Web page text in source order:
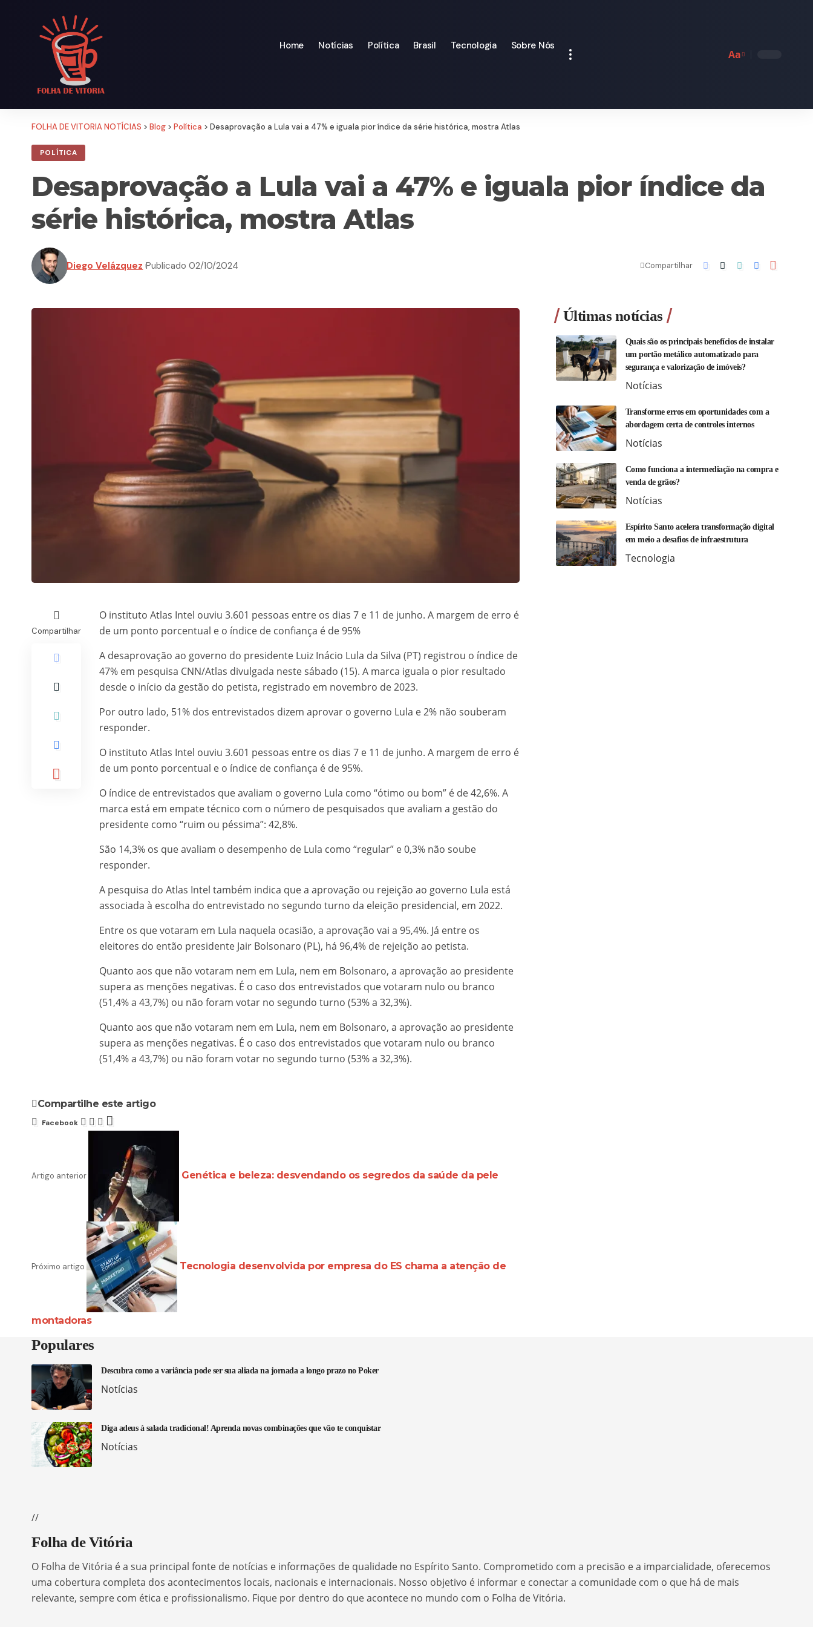
Home Notícias Política Brasil Tecnologia Sobre Nós
Font
Aa
FOLHA DE VITORIA NOTÍCIAS > Blog > Política > Desaprovação a Lula vai a 47% e iguala pior índice da série histórica, mostra Atlas
POLÍTICA
Desaprovação a Lula vai a 47% e iguala pior índice da
série histórica, mostra Atlas
Diego Velázquez Publicado 02/10/2024 Compartilhar
Compartilhar
O instituto Atlas Intel ouviu 3.601 pessoas entre os dias 7 e 11 de junho. A margem de erro é
de um ponto porcentual e o índice de confiança é de 95%
A desaprovação ao governo do presidente Luiz Inácio Lula da Silva (PT) registrou o índice de
47% em pesquisa CNN/Atlas divulgada neste sábado (15). A marca iguala o pior resultado
desde o início da gestão do petista, registrado em novembro de 2023.
Por outro lado, 51% dos entrevistados dizem aprovar o governo Lula e 2% não souberam
responder.
O instituto Atlas Intel ouviu 3.601 pessoas entre os dias 7 e 11 de junho. A margem de erro é
de um ponto porcentual e o índice de confiança é de 95%.
O índice de entrevistados que avaliam o governo Lula como “ótimo ou bom” é de 42,6%. A
marca está em empate técnico com o número de pesquisados que avaliam a gestão do
presidente como “ruim ou péssima”: 42,8%.
São 14,3% os que avaliam o desempenho de Lula como “regular” e 0,3% não soube
responder.
A pesquisa do Atlas Intel também indica que a aprovação ou rejeição ao governo Lula está
associada à escolha do entrevistado no segundo turno da eleição presidencial, em 2022.
Entre os que votaram em Lula naquela ocasião, a aprovação vai a 95,4%. Já entre os
eleitores do então presidente Jair Bolsonaro (PL), há 96,4% de rejeição ao petista.
Quanto aos que não votaram nem em Lula, nem em Bolsonaro, a aprovação ao presidente
supera as menções negativas. É o caso dos entrevistados que votaram nulo ou branco
(51,4% a 43,7%) ou não foram votar no segundo turno (53% a 32,3%).
Quanto aos que não votaram nem em Lula, nem em Bolsonaro, a aprovação ao presidente
supera as menções negativas. É o caso dos entrevistados que votaram nulo ou branco
(51,4% a 43,7%) ou não foram votar no segundo turno (53% a 32,3%).
Compartilhe este artigo
Facebook
Artigo anterior Genética e beleza: desvendando os segredos da saúde da pele
Próximo artigo Tecnologia desenvolvida por empresa do ES chama a atenção de
montadoras
Últimas notícias
Quais são os principais benefícios de instalar
um portão metálico automatizado para
segurança e valorização de imóveis?
Notícias
Transforme erros em oportunidades com a
abordagem certa de controles internos
Notícias
Como funciona a intermediação na compra e
venda de grãos?
Notícias
Espírito Santo acelera transformação digital
em meio a desafios de infraestrutura
Tecnologia
Populares
Descubra como a variância pode ser sua aliada na jornada a longo prazo no Poker
Notícias
Diga adeus à salada tradicional! Aprenda novas combinações que vão te conquistar
Notícias
//
Folha de Vitória
O Folha de Vitória é a sua principal fonte de notícias e informações de qualidade no Espírito Santo. Comprometido com a precisão e a imparcialidade, oferecemos
uma cobertura completa dos acontecimentos locais, nacionais e internacionais. Nosso objetivo é informar e conectar a comunidade com o que há de mais
relevante, sempre com ética e profissionalismo. Fique por dentro do que acontece no mundo com o Folha de Vitória.